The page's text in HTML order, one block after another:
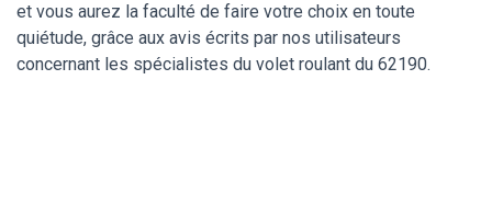
et vous aurez la faculté de faire votre choix en toute
quiétude, grâce aux avis écrits par nos utilisateurs
concernant les spécialistes du volet roulant du 62190.